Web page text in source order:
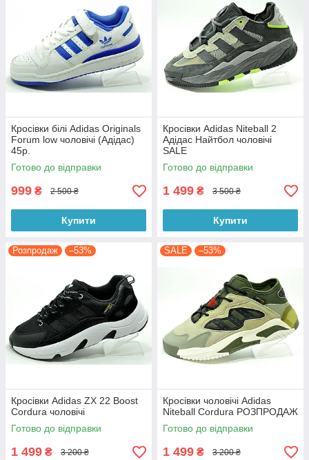
Кросівки білі Adidas Originals
Forum low чоловічі (Адідас)
45р.
Готово до відправки
999 ₴ 2 500 ₴
Купити
Кросівки Adidas Niteball 2
Адідас Найтбол чоловічі
SALE
Готово до відправки
1 499 ₴ 3 500 ₴
Купити
Розпродаж –53%
Кросівки Adidas ZX 22 Boost
Cordura чоловічі
Готово до відправки
1 499 ₴ 3 200 ₴
SALE –53%
Кросівки чоловічі Adidas
Niteball Cordura РОЗПРОДАЖ
Готово до відправки
1 499 ₴ 3 200 ₴